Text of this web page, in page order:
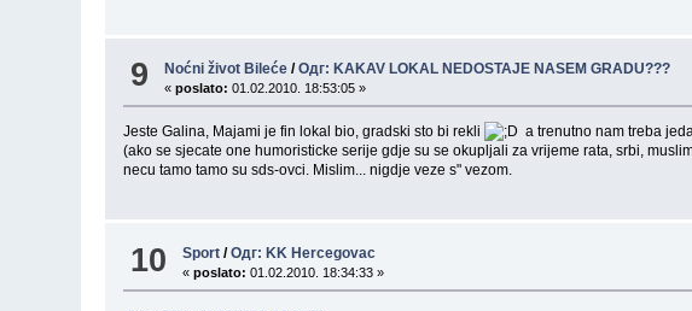
9 Noćni život Bileće /Одг: KAKAV LOKAL NEDOSTAJE NASEM GRADU???
«poslato: 01.02.2010. 18:53:05 »
Jeste Galina, Majami je fin lokal bio, gradski sto bi rekli
a trenutno nam treba
(ako se sjecate one humoristicke serije gdje su se okupljali za vrijeme rata, srbi,
necu tamo tamo su sds-ovci. Mislim... nigdje veze s" vezom.
10 Sport /Одг: KK Hercegovac
«poslato: 01.02.2010. 18:34:33 »